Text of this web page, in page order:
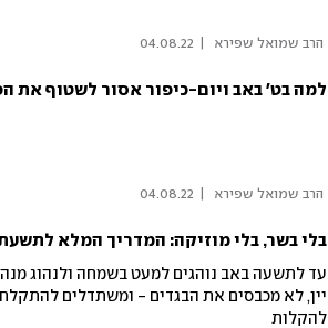
הרב שמואל שפירא 04.08.22
למה בט' באב ויום-כיפור אסור לשטוף את
הרב שמואל שפירא 04.08.22
בלי בשר, בלי מוזיקה: המדריך המלא
עד לתשעה באב נוהגים למעט בשמחה ולנהוג
יין, לא מכבסים את הבגדים - ומשתדלים להתקלח
להקלות